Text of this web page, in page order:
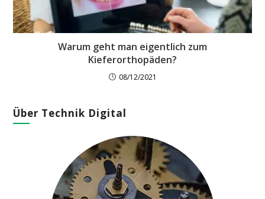
Warum geht man eigentlich zum
Kieferorthopäden?
08/12/2021
Über Technik Digital